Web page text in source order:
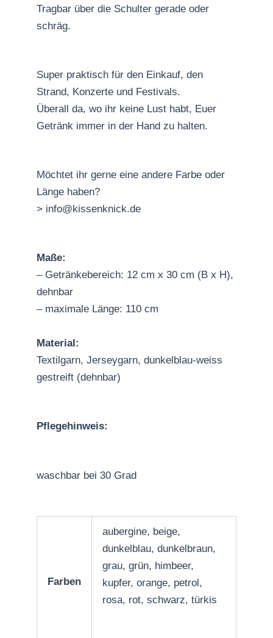
Tragbar über die Schulter gerade oder
schräg.
Super praktisch für den Einkauf, den
Strand, Konzerte und Festivals.
Überall da, wo ihr keine Lust habt, Euer
Getränk immer in der Hand zu halten.
Möchtet ihr gerne eine andere Farbe oder
Länge haben?
> info@kissenknick.de
Maße:
– Getränkebereich: 12 cm x 30 cm (B x H),
dehnbar
– maximale Länge: 110 cm
Material:
Textilgarn, Jerseygarn, dunkelblau-weiss
gestreift (dehnbar)
Pflegehinweis:
waschbar bei 30 Grad
Farben
aubergine, beige,
dunkelblau, dunkelbraun,
grau, grün, himbeer,
kupfer, orange, petrol,
rosa, rot, schwarz, türkis